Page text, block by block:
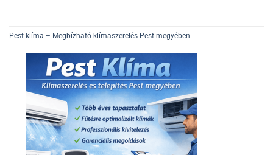
Pest klíma – Megbízható klímaszerelés Pest megyében